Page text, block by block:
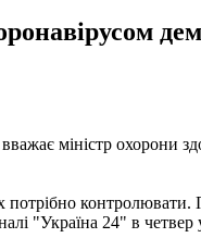
міністр охорони
контролювати.
"Україна 24" в четвер